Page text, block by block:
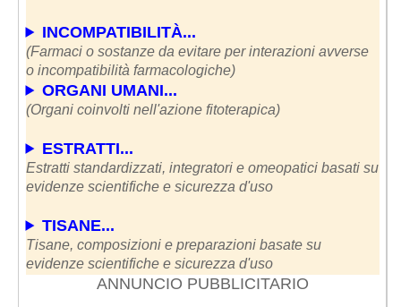
INCOMPATIBILITÀ...
(Farmaci o sostanze da evitare per interazioni avverse
o incompatibilità farmacologiche)
ORGANI UMANI...
(Organi coinvolti nell'azione fitoterapica)
ESTRATTI...
Estratti standardizzati, integratori e omeopatici basati su
evidenze scientifiche e sicurezza d'uso
TISANE...
Tisane, composizioni e preparazioni basate su
evidenze scientifiche e sicurezza d'uso
ANNUNCIO PUBBLICITARIO